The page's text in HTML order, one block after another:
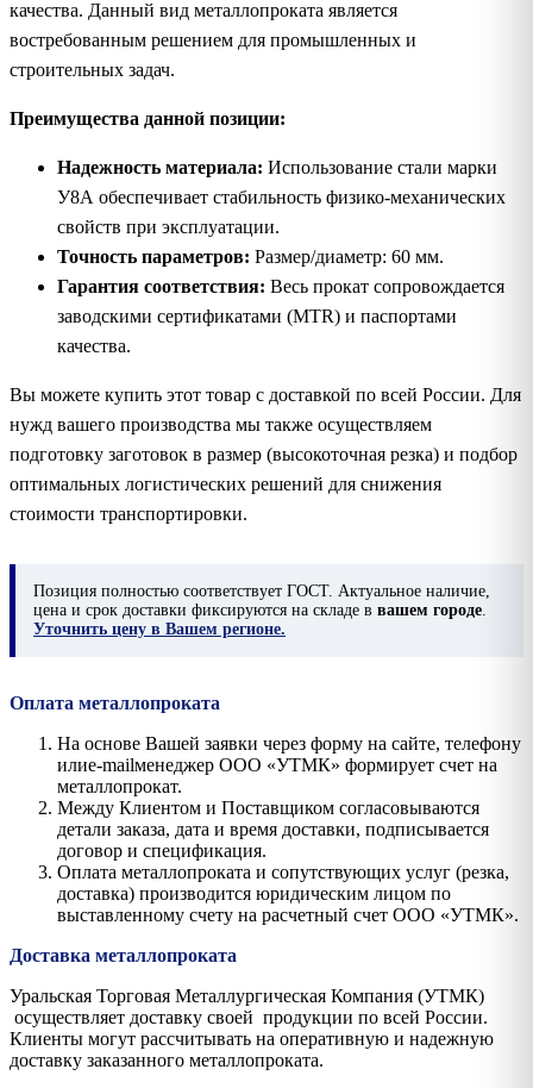
качества. Данный вид металлопроката является
востребованным решением для промышленных и
строительных задач.
Преимущества данной позиции:
Надежность материала: Использование стали марки
У8А обеспечивает стабильность физико-механических
свойств при эксплуатации.
Точность параметров: Размер/диаметр: 60 мм.
Гарантия соответствия: Весь прокат сопровождается
заводскими сертификатами (MTR) и паспортами
качества.
Вы можете купить этот товар с доставкой по всей России. Для
нужд вашего производства мы также осуществляем
подготовку заготовок в размер (высокоточная резка) и подбор
оптимальных логистических решений для снижения
стоимости транспортировки.
Позиция полностью соответствует ГОСТ. Актуальное наличие,
цена и срок доставки фиксируются на складе в вашем городе
Уточнить цену в Вашем регионе.
Оплата металлопроката
На основе Вашей заявки через форму на сайте, телефону
илиe-mailменеджер ООО «УТМК» формирует счет на
металлопрокат.
Между Клиентом и Поставщиком согласовываются
детали заказа, дата и время доставки, подписывается
договор и спецификация.
Оплата металлопроката и сопутствующих услуг (резка,
доставка) производится юридическим лицом по
выставленному счету на расчетный счет ООО «УТМК».
Доставка металлопроката
Уральская Торговая Металлургическая Компания (УТМК)
осуществляет доставку своей продукции по всей России.
Клиенты могут рассчитывать на оперативную и надежную
доставку заказанного металлопроката.